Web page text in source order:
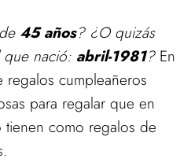
45 años? ¿O quizás
nació: abril-1981?En
cumpleañeros
para regalar que en
tienen como regalos de